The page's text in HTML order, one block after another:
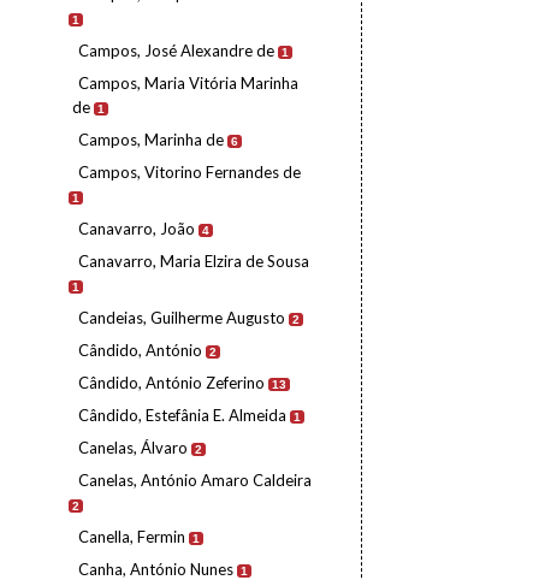
1
Campos, José Alexandre de 1
Campos, Maria Vitória Marinha
de 1
Campos, Marinha de 6
Campos, Vitorino Fernandes de
1
Canavarro, João 4
Canavarro, Maria Elzira de Sousa
1
Candeias, Guilherme Augusto 2
Cândido, António 2
Cândido, António Zeferino 13
Cândido, Estefânia E. Almeida 1
Canelas, Álvaro 2
Canelas, António Amaro Caldeira
2
Canella, Fermin 1
Canha, António Nunes 1